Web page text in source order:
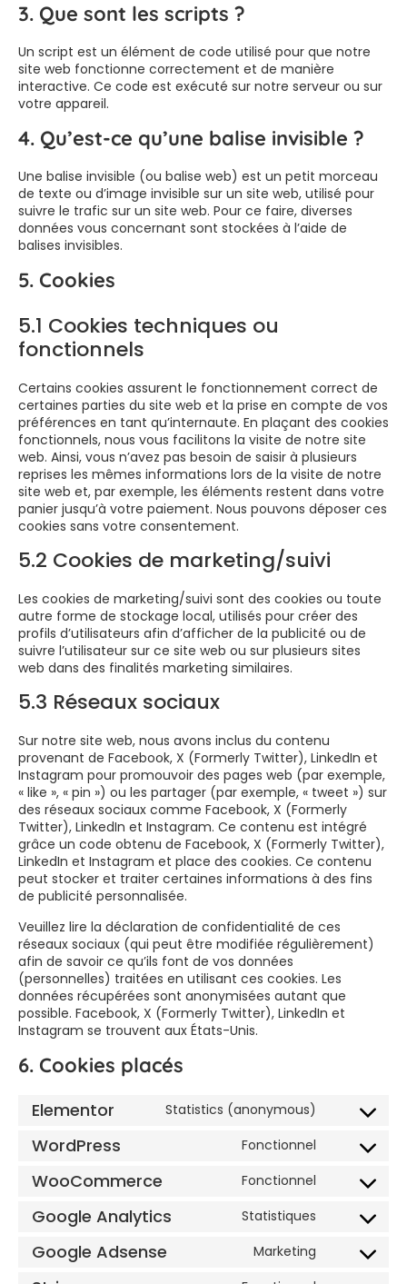
3. Que sont les scripts ?
Un script est un élément de code utilisé pour que notre
site web fonctionne correctement et de manière
interactive. Ce code est exécuté sur notre serveur ou sur
votre appareil.
4. Qu’est-ce qu’une balise invisible ?
Une balise invisible (ou balise web) est un petit morceau
de texte ou d’image invisible sur un site web, utilisé pour
suivre le trafic sur un site web. Pour ce faire, diverses
données vous concernant sont stockées à l’aide de
balises invisibles.
5. Cookies
5.1 Cookies techniques ou
fonctionnels
Certains cookies assurent le fonctionnement correct de
certaines parties du site web et la prise en compte de vos
préférences en tant qu’internaute. En plaçant des cookies
fonctionnels, nous vous facilitons la visite de notre site
web. Ainsi, vous n’avez pas besoin de saisir à plusieurs
reprises les mêmes informations lors de la visite de notre
site web et, par exemple, les éléments restent dans votre
panier jusqu’à votre paiement. Nous pouvons déposer ces
cookies sans votre consentement.
5.2 Cookies de marketing/suivi
Les cookies de marketing/suivi sont des cookies ou toute
autre forme de stockage local, utilisés pour créer des
profils d’utilisateurs afin d’afficher de la publicité ou de
suivre l’utilisateur sur ce site web ou sur plusieurs sites
web dans des finalités marketing similaires.
5.3 Réseaux sociaux
Sur notre site web, nous avons inclus du contenu
provenant de Facebook, X (Formerly Twitter), LinkedIn et
Instagram pour promouvoir des pages web (par exemple,
« like », « pin ») ou les partager (par exemple, « tweet ») sur
des réseaux sociaux comme Facebook, X (Formerly
Twitter), LinkedIn et Instagram. Ce contenu est intégré
grâce un code obtenu de Facebook, X (Formerly Twitter),
LinkedIn et Instagram et place des cookies. Ce contenu
peut stocker et traiter certaines informations à des fins
de publicité personnalisée.
Veuillez lire la déclaration de confidentialité de ces
réseaux sociaux (qui peut être modifiée régulièrement)
afin de savoir ce qu’ils font de vos données
(personnelles) traitées en utilisant ces cookies. Les
données récupérées sont anonymisées autant que
possible. Facebook, X (Formerly Twitter), LinkedIn et
Instagram se trouvent aux États-Unis.
6. Cookies placés
Elementor Statistics (anonymous)
WordPress Fonctionnel
WooCommerce Fonctionnel
Google Analytics Statistiques
Google Adsense Marketing